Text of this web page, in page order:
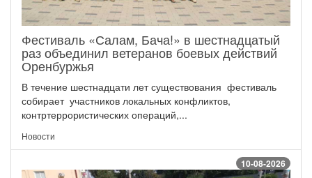
Фестиваль «Салам, Бача!» в шестнадцатый
раз объединил ветеранов боевых действий
Оренбуржья
В течение шестнадцати лет существования фестиваль
собирает участников локальных конфликтов,
контртеррористических операций,...
Новости
10-08-2026